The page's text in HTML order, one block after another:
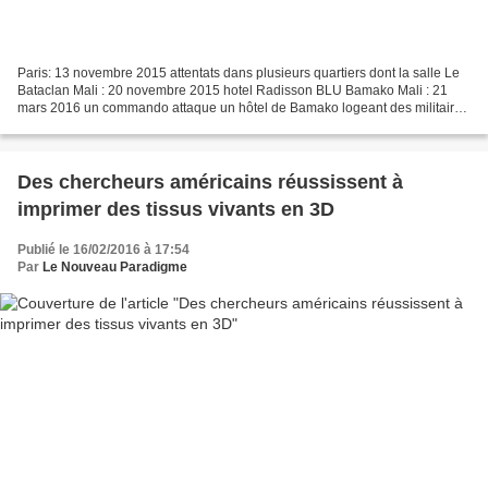
Paris: 13 novembre 2015 attentats dans plusieurs quartiers dont la salle Le
Bataclan Mali : 20 novembre 2015 hotel Radisson BLU Bamako Mali : 21
mars 2016 un commando attaque un hôtel de Bamako logeant des militaires
Des chercheurs américains réussissent à
imprimer des tissus vivants en 3D
Publié le 16/02/2016 à 17:54
Par Le Nouveau Paradigme